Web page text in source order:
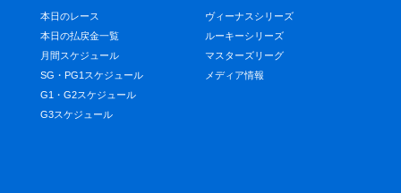
本日のレース
本日の払戻金一覧
月間スケジュール
SG・PG1スケジュール
G1・G2スケジュール
G3スケジュール
ヴィーナスシリーズ
ルーキーシリーズ
マスターズリーグ
メディア情報